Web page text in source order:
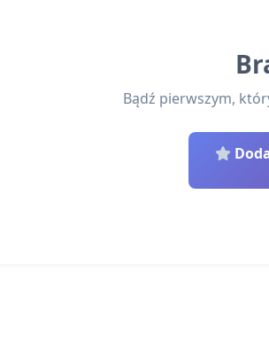
Bądź pierwszym,